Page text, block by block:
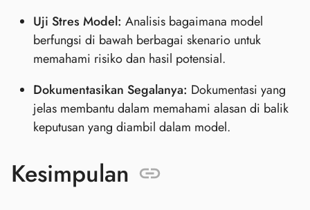
Uji Stres Model: Analisis bagaimana model
berfungsi di bawah berbagai skenario untuk
memahami risiko dan hasil potensial.
Dokumentasikan Segalanya: Dokumentasi yang
jelas membantu dalam memahami alasan di balik
keputusan yang diambil dalam model.
Kesimpulan